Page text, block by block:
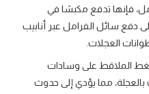
فإنها تدفع مكبسًا في
دفع سائل الفرامل عبر أنابيب
العجلات.
الملاقط على وسادات
مما يؤدي إلى حدوث